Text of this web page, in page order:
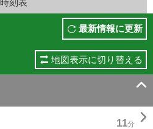
時刻表
最新情報に更新
地図表示に切り替える

11分 